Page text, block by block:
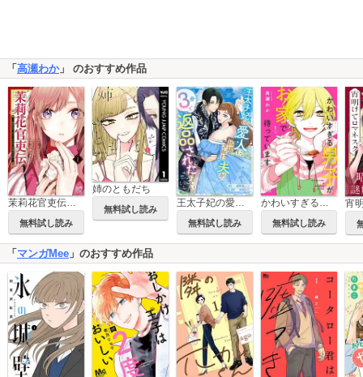
「 高瀬わか」 のおすすめ作品
茉莉花官吏伝～後宮女官、気まぐれ皇帝に見初められ～
無料試し読み
姉のともだち
無料試し読み
王太子妃の愛人に抜擢された夫が、3分で返品されたらしい
無料試し読み
かわいすぎる男子がお家で待っています 単行本版
無料試し読み
「 マンガMee 」のおすすめ作品